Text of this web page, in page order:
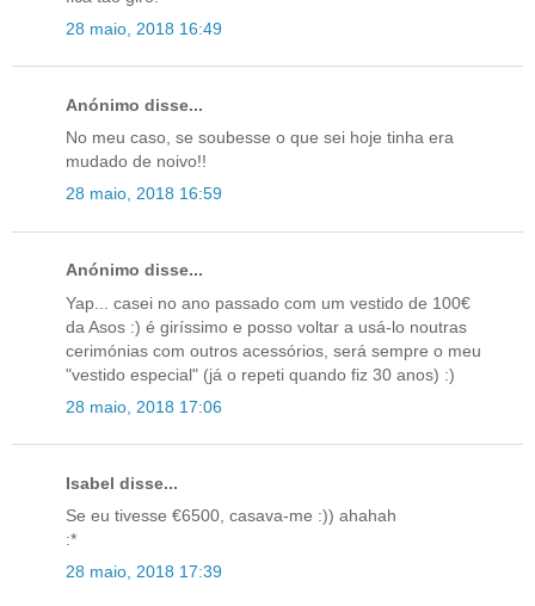
28 maio, 2018 16:49
Anónimo disse...
No meu caso, se soubesse o que sei hoje tinha era
mudado de noivo!!
28 maio, 2018 16:59
Anónimo disse...
Yap... casei no ano passado com um vestido de 100€
da Asos :) é giríssimo e posso voltar a usá-lo noutras
cerimónias com outros acessórios, será sempre o meu
"vestido especial" (já o repeti quando fiz 30 anos) :)
28 maio, 2018 17:06
Isabel disse...
Se eu tivesse €6500, casava-me :)) ahahah
:*
28 maio, 2018 17:39